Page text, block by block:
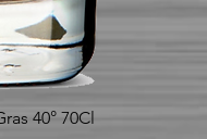
40° 70Cl